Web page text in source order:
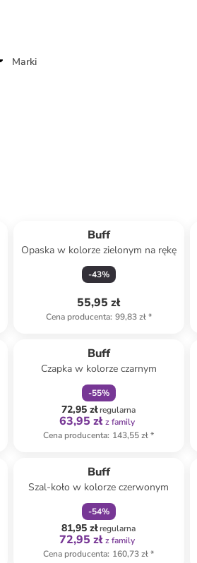
Marki
Buff
Opaska w kolorze zielonym na rękę
-43%
55,95 zł
Cena producenta: 99,83 zł*
Buff
Czapka w kolorze czarnym
-55%
72,95 złregularna
63,95 zł z family
Cena producenta: 143,55 zł*
Buff
Szal-koło w kolorze czerwonym
-54%
81,95 złregularna
72,95 zł z family
Cena producenta: 160,73 zł*